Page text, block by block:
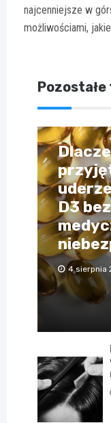
najcenniejsze w
możliwościami,
D3
4 sierpnia